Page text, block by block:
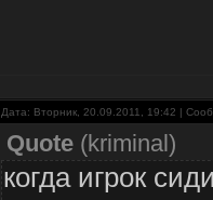
Дата: Вторник, 20.09.2011, 19:42 |
Quote(kriminal)
когда игрок